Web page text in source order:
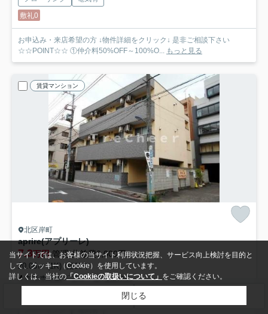
敷礼0
お申込み・来店希望の方 ↓物件詳細をクリック↓ 是非ご相談下さい
☆☆POINT☆☆ ①仲介料50%OFF～100%O... もっと見る
賃貸マンション
北区岸町
aprire(アプリーレ)
7.3万円管理/共益費2,000円
20.06㎡ (1K) /築18年
京浜東北線「王子」駅 徒歩3分
室内洗濯機置場
当サイトでは、お客様の当サイト利用状況把握、サービス向上検討を目的と
して、クッキー（Cookie）を使用しています。
詳しくは、当社の 「Cookieの取扱いについて」 をご確認ください。
閉じる